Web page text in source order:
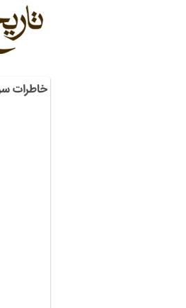
خاطرات